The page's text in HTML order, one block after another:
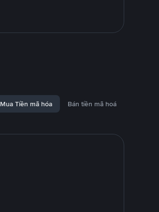
Mua Tiền mã hóa Bán tiền mã hoá